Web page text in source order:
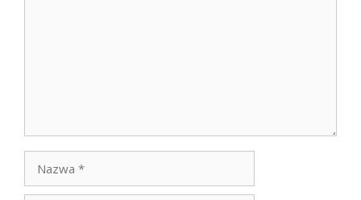
Nazwa